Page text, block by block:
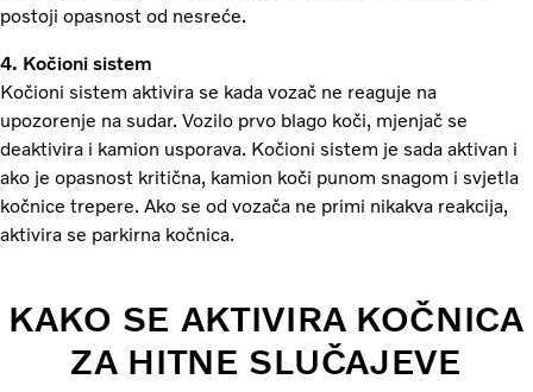
postoji opasnost od nesreće.
4. Kočioni sistem
Kočioni sistem aktivira se kada vozač ne reaguje na
upozorenje na sudar. Vozilo prvo blago koči, mjenjač se
deaktivira i kamion usporava. Kočioni sistem je sada aktivan i
ako je opasnost kritična, kamion koči punom snagom i svjetla
kočnice trepere. Ako se od vozača ne primi nikakva reakcija,
aktivira se parkirna kočnica.
KAKO SE AKTIVIRA KOČNICA
ZA HITNE SLUČAJEVE